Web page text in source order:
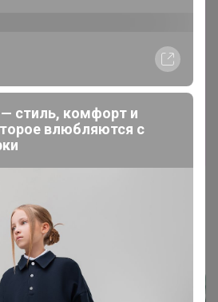
ЦЕН!!! Спортивная одежда Red-n-Rock's
Для всей семьи! Скидки!
августа 2023 г.
стиль, комфорт и
влюбляются с